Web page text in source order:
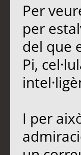
Per
per
del que
Pi,
I per